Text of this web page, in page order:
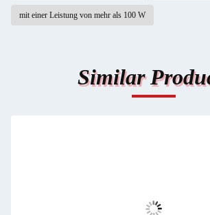
mit einer Leistung von mehr als 100 W
Similar